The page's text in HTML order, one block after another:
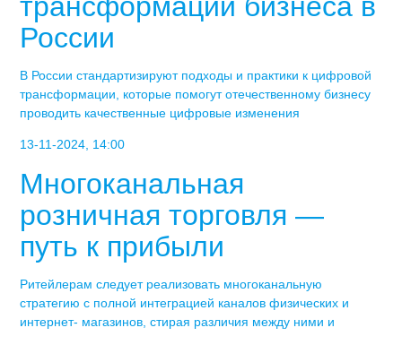
трансформации бизнеса в
России
В России стандартизируют подходы и практики к цифровой
трансформации, которые помогут отечественному бизнесу
проводить качественные цифровые изменения
13-11-2024, 14:00
Многоканальная
розничная торговля —
путь к прибыли
Ритейлерам следует реализовать многоканальную
стратегию с полной интеграцией каналов физических и
интернет- магазинов, стирая различия между ними и